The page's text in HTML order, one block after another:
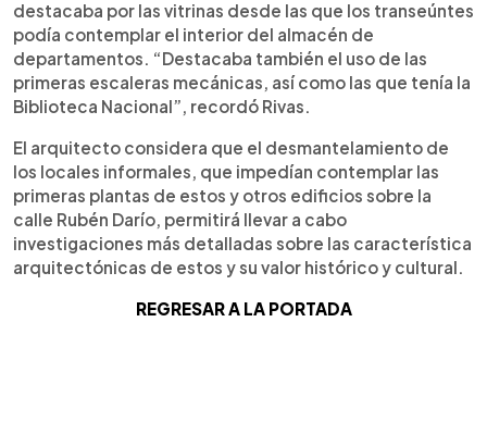
destacaba por las vitrinas desde las que los transeúntes
podía contemplar el interior del almacén de
departamentos. “Destacaba también el uso de las
primeras escaleras mecánicas, así como las que tenía la
Biblioteca Nacional”, recordó Rivas.
El arquitecto considera que el desmantelamiento de
los locales informales, que impedían contemplar las
primeras plantas de estos y otros edificios sobre la
calle Rubén Darío, permitirá llevar a cabo
investigaciones más detalladas sobre las característica
arquitectónicas de estos y su valor histórico y cultural.
REGRESAR A LA PORTADA